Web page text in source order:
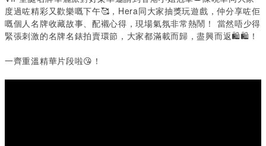
度過咗精彩又歡樂嘅下午🥰，Hera同大家抽獎玩遊戲，仲分享咗佢
嘅個人名牌收藏故事、配襯心得，現場氣氛非常熱鬧！ 當然唔少得
緊張刺激的名牌名錶拍賣環節，大家都滿載而歸，盡興而返🛍🛍！
一齊重溫精華片段啦😘！